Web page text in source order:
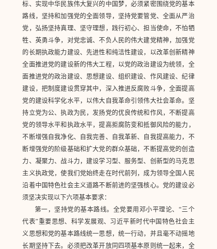
标、实现中华民族伟大复兴的中国梦，必须紧密围绕党的基本
路线，坚持和加强党的全面领导，坚持党要管党、全面从严治
党，弘扬坚持真理、坚守理想，践行初心、担当使命，不怕牺
牲、英勇斗争，对党忠诚、不负人民的伟大建党精神，加强党
的长期执政能力建设、先进性和纯洁性建设，以改革创新精神
全面推进党的建设新的伟大工程，以党的政治建设为统领，全
面推进党的政治建设、思想建设、组织建设、作风建设、纪律
建设，把制度建设贯穿其中，深入推进反腐败斗争，全面提高
党的建设科学化水平，以伟大自我革命引领伟大社会革命。坚
持立党为公、执政为民，发扬党的优良传统和作风，不断提高
党的领导水平和执政水平，提高拒腐防变和抵御风险的能力，
不断增强自我净化、自我完善、自我革新、自我提高能力，不
断增强党的阶级基础和扩大党的群众基础，不断提高党的创造
力、凝聚力、战斗力，建设学习型、服务型、创新型的马克思
主义执政党，使我们党始终走在时代前列，成为领导全国人民
沿着中国特色社会主义道路不断前进的坚强核心。党的建设必
须坚决实现以下六项基本要求：
第一，坚持党的基本路线。全党要用邓小平理论、“三个
代表”重要思想、科学发展观、习近平新时代中国特色社会主
义思想和党的基本路线统一思想，统一行动，并且毫不动摇地
长期坚持下去。必须把改革开放同四项基本原则统一起来，全